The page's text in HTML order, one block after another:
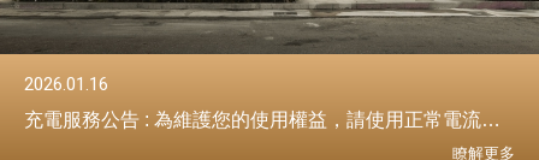
2026.01.16
充電服務公告 : 為維護您的使用權益，請使用正常電流進行充電。
瞭解更多